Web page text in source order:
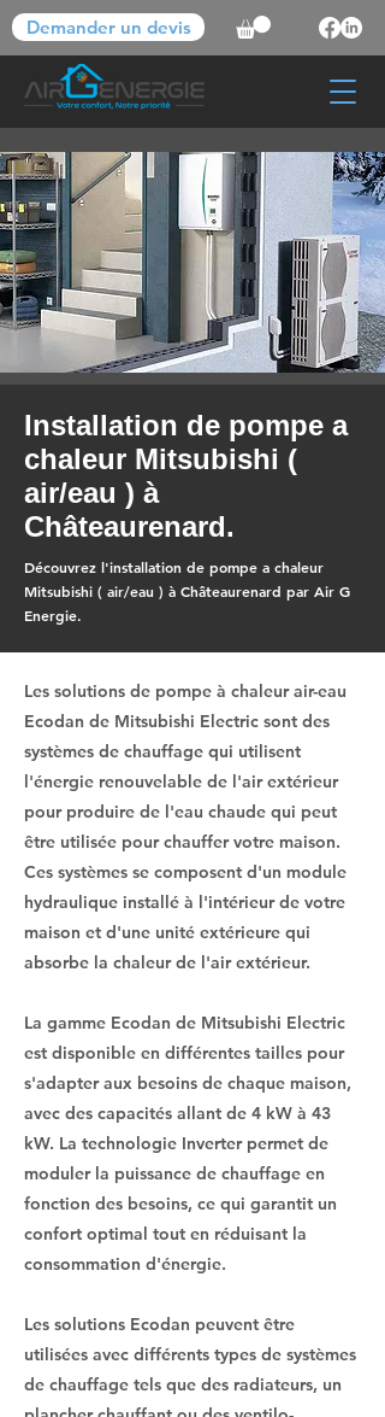
Demander un devis
Installation de pompe a
chaleur Mitsubishi (
air/eau ) à
Châteaurenard.
Découvrez l'installation de pompe a chaleur
Mitsubishi ( air/eau ) à Châteaurenard par Air G
Energie.
Les solutions de pompe à chaleur air-eau
Ecodan de Mitsubishi Electric sont des
systèmes de chauffage qui utilisent
l'énergie renouvelable de l'air extérieur
pour produire de l'eau chaude qui peut
être utilisée pour chauffer votre maison.
Ces systèmes se composent d'un module
hydraulique installé à l'intérieur de votre
maison et d'une unité extérieure qui
absorbe la chaleur de l'air extérieur.
La gamme Ecodan de Mitsubishi Electric
est disponible en différentes tailles pour
s'adapter aux besoins de chaque maison,
avec des capacités allant de 4 kW à 43
kW. La technologie Inverter permet de
moduler la puissance de chauffage en
fonction des besoins, ce qui garantit un
confort optimal tout en réduisant la
consommation d'énergie.
Les solutions Ecodan peuvent être
utilisées avec différents types de systèmes
de chauffage tels que des radiateurs, un